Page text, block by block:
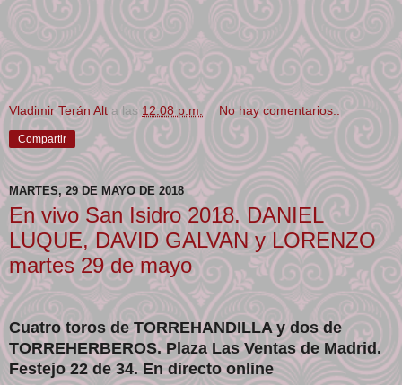
Vladimir Terán Alt a las 12:08 p.m. No hay comentarios.:
Compartir
MARTES, 29 DE MAYO DE 2018
En vivo San Isidro 2018. DANIEL
LUQUE, DAVID GALVAN y LORENZO
martes 29 de mayo
Cuatro toros de TORREHANDILLA y dos de
TORREHERBEROS. Plaza Las Ventas de Madrid.
Festejo 22 de 34. En directo online